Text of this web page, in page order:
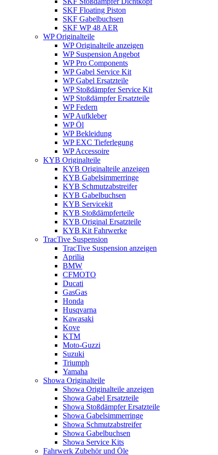
SKF Floating Piston
SKF Gabelbuchsen
SKF WP 48 AER
WP Originalteile
WP Originalteile anzeigen
WP Suspension Angebot
WP Pro Components
WP Gabel Service Kit
WP Gabel Ersatzteile
WP Stoßdämpfer Service Kit
WP Stoßdämpfer Ersatzteile
WP Federn
WP Aufkleber
WP Öl
WP Bekleidung
WP EXC Tieferlegung
WP Accessoire
KYB Originalteile
KYB Originalteile anzeigen
KYB Gabelsimmerringe
KYB Schmutzabstreifer
KYB Gabelbuchsen
KYB Servicekit
KYB Stoßdämpferteile
KYB Original Ersatzteile
KYB Kit Fahrwerke
TracTive Suspension
TracTive Suspension anzeigen
Aprilia
BMW
CFMOTO
Ducati
GasGas
Honda
Husqvarna
Kawasaki
Kove
KTM
Moto-Guzzi
Suzuki
Triumph
Yamaha
Showa Originalteile
Showa Originalteile anzeigen
Showa Gabel Ersatzteile
Showa Stoßdämpfer Ersatzteile
Showa Gabelsimmerringe
Showa Schmutzabstreifer
Showa Gabelbuchsen
Showa Service Kits
Fahrwerk Zubehör und Öle